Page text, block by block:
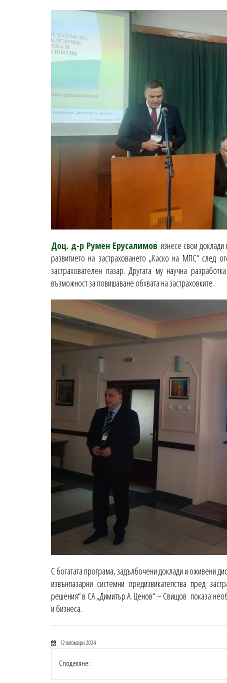
Доц. д-р Румен Ерусалимовизнесе свои доклади
развитието на застраховането „Каско на МПС“ след
застрахователен пазар. Другата му научна
възможност за повишаване обхвата на застраховките.
С богатата програма, задълбочени доклади и оживени
извънпазарни системни предизвикателства пред
решения“ в СА „Димитър А. Ценов“ – Свищов показа
и бизнеса.
12 октомври 2024
Споделяне: